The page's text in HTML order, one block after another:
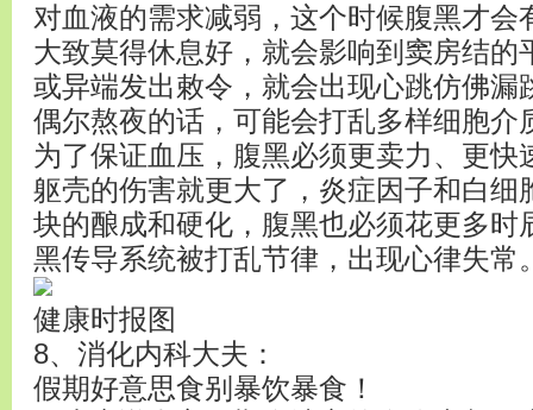
对血液的需求减弱，这个时候腹黑才会
大致莫得休息好，就会影响到窦房结的
或异端发出敕令，就会出现心跳仿佛漏
偶尔熬夜的话，可能会打乱多样细胞介
为了保证血压，腹黑必须更卖力、更快
躯壳的伤害就更大了，炎症因子和白细
块的酿成和硬化，腹黑也必须花更多时
黑传导系统被打乱节律，出现心律失
健康时报图
8、消化内科大夫：
假期好意思食别暴饮暴食！